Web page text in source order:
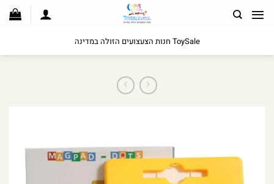
לתוכן
ToySale חנות הצעצועים הזולה במדינה